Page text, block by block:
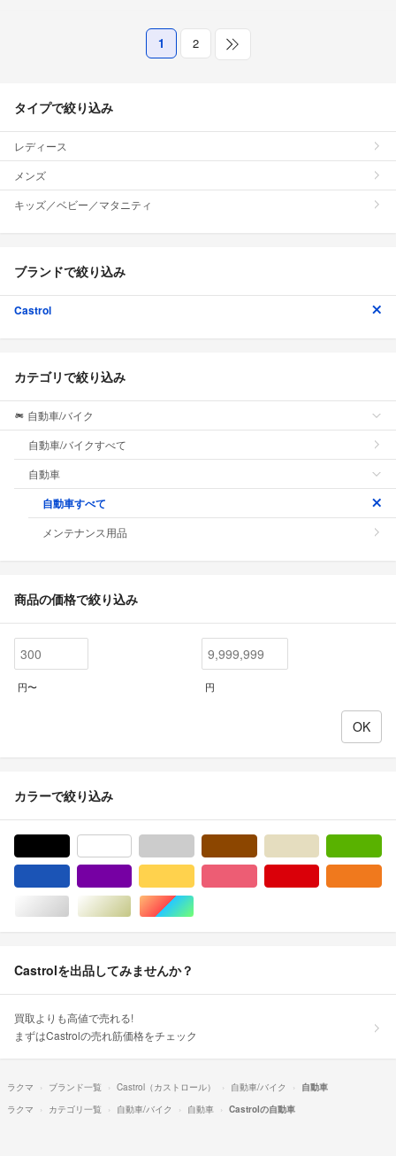
1 2
タイプで絞り込み
レディース
メンズ
キッズ／ベビー／マタニティ
ブランドで絞り込み
Castrol
カテゴリで絞り込み
自動車/バイク
自動車/バイクすべて
自動車
自動車すべて
メンテナンス用品
商品の価格で絞り込み
円〜 円
カラーで絞り込み
シルバー/銀色系ゴールド/金色系マルチカラー
Castrolを出品してみませんか？
買取よりも高値で売れる!
まずはCastrolの売れ筋価格をチェック
ラクマ ブランド一覧 Castrol（カストロール） 自動車/バイク
自動車
ラクマ
カテゴリ一覧 自動車/バイク 自動車 Castrolの自動車